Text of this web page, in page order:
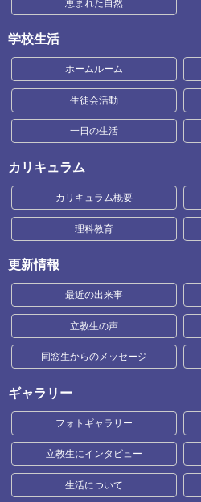
恵まれた自然
学校生活
ホームルーム
生徒会活動
一日の生活
カリキュラム
カリキュラム概要
理科教育
更新情報
最近の出来事
立教生の声
同窓生からのメッセージ
ギャラリー
フォトギャラリー
立教生にインタビュー
生活について